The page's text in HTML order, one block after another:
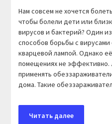
Нам совсем не хочется
чтобы болели дети или
вирусов и бактерий? Один
способов борьбы с
кварцевой лампой. Однако
помещениях не эффективно.
применять
дома. Такие
Читать далее